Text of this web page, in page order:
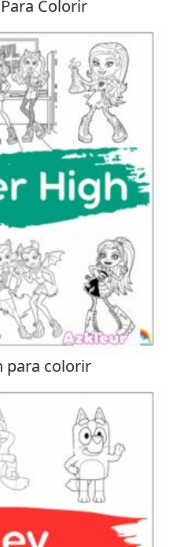
Colorir
para colorir